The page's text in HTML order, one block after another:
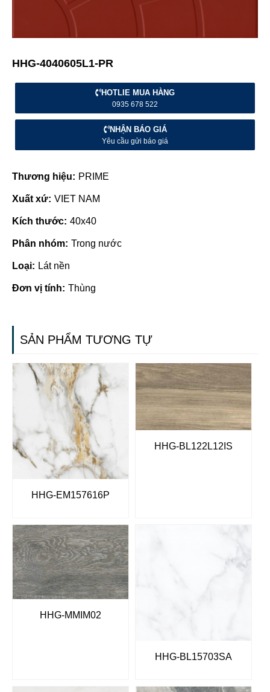
HHG-4040605L1-PR
HOTLIE MUA HÀNG
0935 678 522
NHẬN BÁO GIÁ
Yêu cầu gửi báo giá
Thương hiệu: PRIME
Xuất xứ: VIET NAM
Kích thước: 40x40
Phân nhóm: Trong nước
Loại: Lát nền
Đơn vị tính: Thùng
SẢN PHẨM TƯƠNG TỰ
HHG-EM157616P
HHG-BL122L12IS
HHG-MMIM02
HHG-BL15703SA